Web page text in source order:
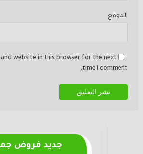
الموقع
and website in this browser for the next
time I comment.
جديد فروض